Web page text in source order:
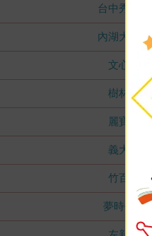
台中秀泰店
內湖大潤發
文心店
樹林店
麗寶店
義大店
竹百店
夢時代店